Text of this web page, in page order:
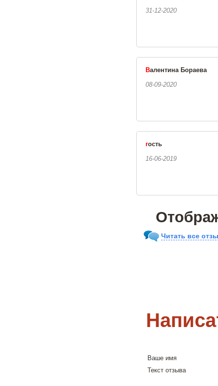
31-12-2020
Валентина Бораева
08-09-2020
гость
16-06-2019
Читать все
Ваше имя
Текст отзыва